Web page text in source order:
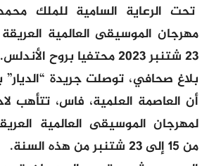
تحت الرعاية السامية للملك
23 شتنبر 2023 محتفيا بروح الأندلس.
بلاغ صحافي، توصلت جريدة
لمهرجان الموسيقى العالمية
من 15 إلى 23 شتنبر من هذه السنة.